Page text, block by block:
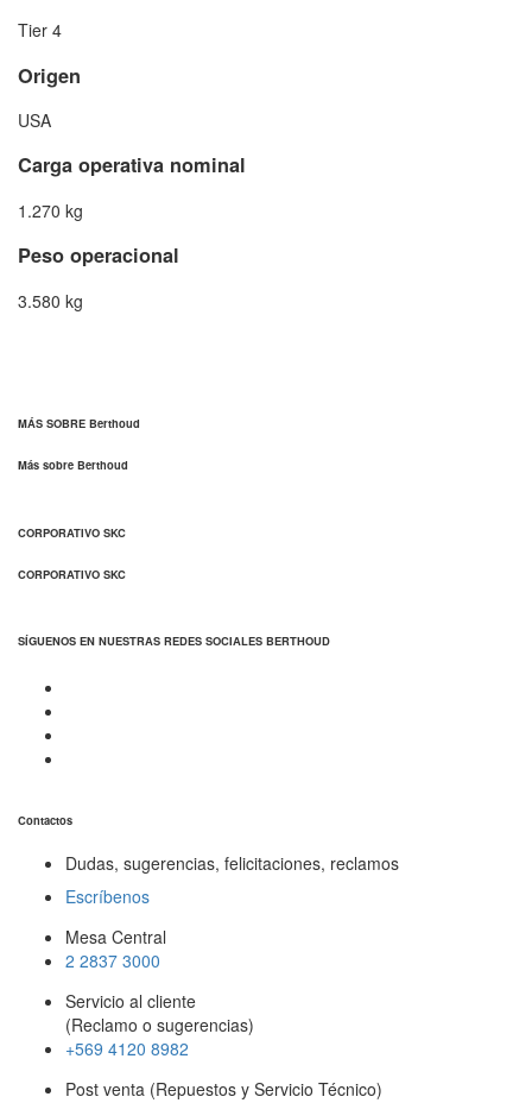
Tier 4
Origen
USA
Carga operativa nominal
1.270 kg
Peso operacional
3.580 kg
MÁS SOBRE Berthoud
Más sobre Berthoud
CORPORATIVO SKC
CORPORATIVO SKC
SÍGUENOS EN NUESTRAS REDES SOCIALES BERTHOUD
Contactos
Dudas, sugerencias, felicitaciones, reclamos
Escríbenos
Mesa Central
2 2837 3000
Servicio al cliente
(Reclamo o sugerencias)
+569 4120 8982
Post venta (Repuestos y Servicio Técnico)